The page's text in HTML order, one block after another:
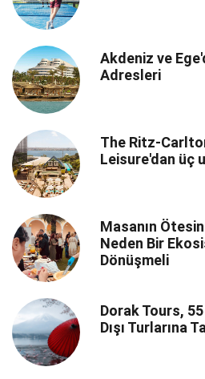
Akdeniz ve
Adresleri
The Ritz-
Leisure'dan üç
Masanın
Neden Bir
Dönüşmeli
Dorak Tours,
Dışı Turlarına